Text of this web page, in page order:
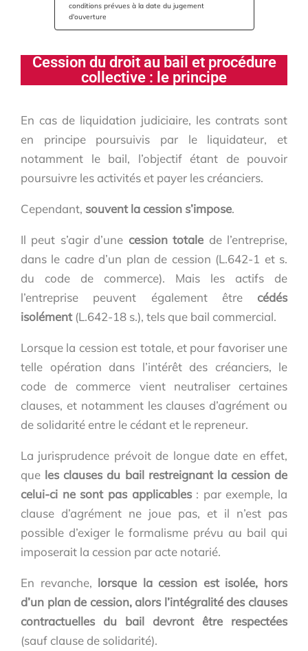
conditions prévues à la date du jugement
d'ouverture
Cession du droit au bail et procédure
collective : le principe
En cas de liquidation judiciaire, les contrats sont
en principe poursuivis par le liquidateur, et
notamment le bail, l’objectif étant de pouvoir
poursuivre les activités et payer les créanciers.
Cependant, souvent la cession s’impose.
Il peut s’agir d’une cession totale de l’entreprise,
dans le cadre d’un plan de cession (L.642-1 et s.
du code de commerce). Mais les actifs de
l’entreprise peuvent également être cédés
isolément(L.642-18 s.), tels que bail commercial.
Lorsque la cession est totale, et pour favoriser une
telle opération dans l’intérêt des créanciers, le
code de commerce vient neutraliser certaines
clauses, et notamment les clauses d’agrément ou
de solidarité entre le cédant et le repreneur.
La jurisprudence prévoit de longue date en effet,
que les clauses du bail restreignant la cession de
celui-ci ne sont pas applicables: par exemple, la
clause d’agrément ne joue pas, et il n’est pas
possible d’exiger le formalisme prévu au bail qui
imposerait la cession par acte notarié.
En revanche, lorsque la cession est isolée, hors
d’un plan de cession, alors l’intégralité des clauses
contractuelles du bail devront être respectées
(sauf clause de solidarité).